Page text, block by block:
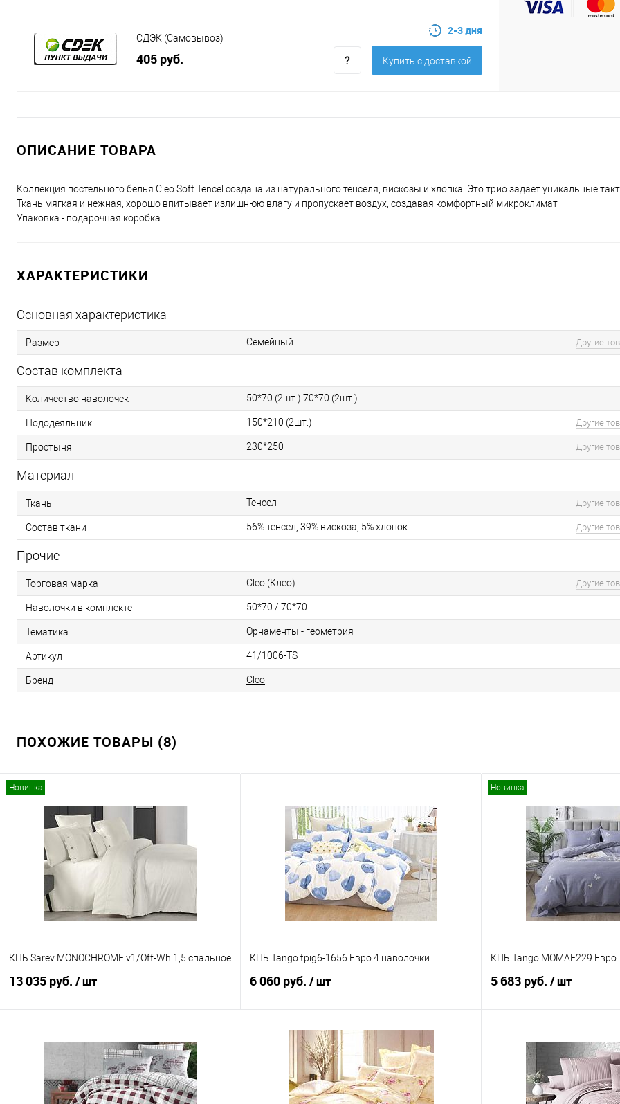
СДЭК (Самовывоз)
405 руб.
2-3 дня
Купить c доставкой
ОПИСАНИЕ ТОВАРА
Коллекция постельного белья Cleo Soft Tencel создана из натурального тенселя, вискозы и хлопка. Это трио задает уникальные
Ткань мягкая и нежная, хорошо впитывает излишнюю влагу и пропускает воздух, создавая комфортный микроклимат
Упаковка - подарочная коробка
ХАРАКТЕРИСТИКИ
Основная характеристика
Размер Семейный Другие
Состав комплекта
Количество наволочек 50*70 (2шт.) 70*70 (2шт.)
Пододеяльник 150*210 (2шт.) Другие
Простыня 230*250 Другие
Материал
Ткань Тенсел Другие
Состав ткани 56% тенсел, 39% вискоза, 5% хлопок Другие
Прочие
Торговая марка Cleo (Клео) Другие
Наволочки в комплекте 50*70 / 70*70
Тематика Орнаменты - геометрия
Артикул 41/1006-TS
Бренд Cleo
ПОХОЖИЕ ТОВАРЫ (8)
Новинка
КПБ Sarev MONOCHROME v1/Off-Wh 1,5 спальное
13 035 руб. / шт
Купить в 1 клик
Сравнение
В избранное
В наличии
КПБ Tango tpig6-1656 Евро 4 наволочки
6 060 руб. / шт
В корзину
Купить в 1 клик
Сравнение
В избранное
В наличии
Новинка
КПБ Tango MOMAE229 Евро
5 683 руб. / шт
Купить в 1 клик
В избранное